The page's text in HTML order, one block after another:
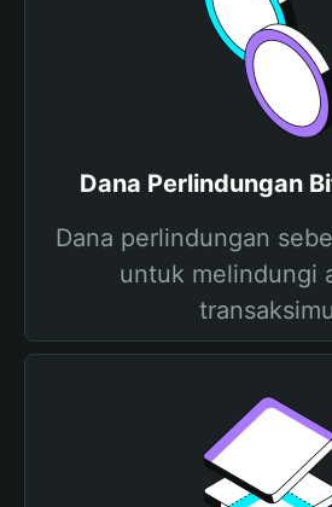
Dana Perlindungan
Dana perlindungan
untuk melindungi